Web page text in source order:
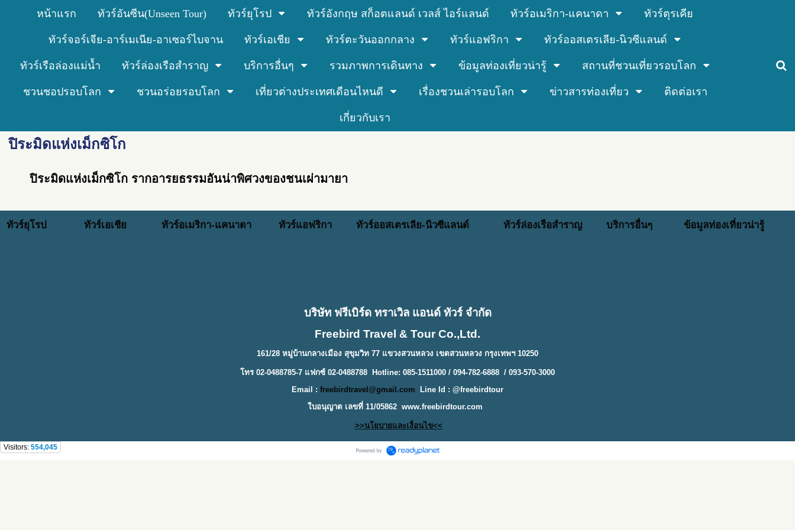
หน้าแรก ทัวร์อันซีน(Unseen Tour) ทัวร์ยุโรป ทัวร์อังกฤษ สก็อตแลนด์ เวลส์ ไอร์แลนด์ ทัวร์อเมริกา-แคนาดา ทัวร์ตุรเคีย
ทัวร์จอร์เจีย-อาร์เมเนีย-อาเซอร์ไบจาน ทัวร์เอเชีย ทัวร์ตะวันออกกลาง ทัวร์แอฟริกา ทัวร์ออสเตรเลีย-นิวซีแลนด์
ทัวร์เรือล่องแม่น้ำ ทัวร์ล่องเรือสำราญ บริการอื่นๆ รวมภาพการเดินทาง ข้อมูลท่องเที่ยวน่ารู้ สถานที่ชวนเที่ยวรอบโลก
ชวนชอปรอบโลก ชวนอร่อยรอบโลก เที่ยวต่างประเทศเดือนไหนดี เรื่องชวนเล่ารอบโลก ข่าวสารท่องเที่ยว ติดต่อเรา
เกี่ยวกับเรา
ปิระมิดแห่งเม็กซิโก
ปิระมิดแห่งเม็กซิโก รากอารยธรรมอันน่าพิศวงของชนเผ่ามายา
ทัวร์ยุโรป ทัวร์เอเชีย ทัวร์อเมริกา-แคนาดา ทัวร์แอฟริกา ทัวร์ออสเตรเลีย-นิวซีแลนด์ ทัวร์ล่องเรือสำราญ บริการอื่นๆ ข้อมูลท่องเที่ยวน่ารู้
บริษัท ฟรีเบิร์ด ทราเวิล แอนด์ ทัวร์ จำกัด
Freebird Travel & Tour Co.,Ltd.
161/28 หมู่บ้านกลางเมือง สุขุมวิท 77 แขวงสวนหลวง เขตสวนหลวง กรุงเทพฯ 10250
โทร 02-0488785-7 แฟกซ์ 02-0488788 Hotline: 085-1511000 / 094-782-6888 / 093-570-3000
Email : freebirdtravel@gmail.com
Line Id : @freebirdtour
ใบอนุญาต เลขที่ 11/05862 www.freebirdtour.com
>>นโยบายและเงื่อนไข<<
Visitors: 554,045